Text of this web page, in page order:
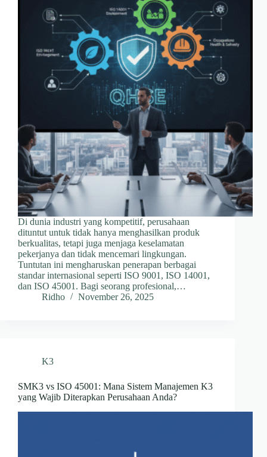
Di dunia industri yang kompetitif, perusahaan
dituntut untuk tidak hanya menghasilkan produk
berkualitas, tetapi juga menjaga keselamatan
pekerjanya dan tidak mencemari lingkungan.
Tuntutan ini mengharuskan penerapan berbagai
standar internasional seperti ISO 9001, ISO 14001,
dan ISO 45001. Bagi seorang profesional,…
Ridho
November 26, 2025
K3
SMK3 vs ISO 45001: Mana Sistem Manajemen K3
yang Wajib Diterapkan Perusahaan Anda?